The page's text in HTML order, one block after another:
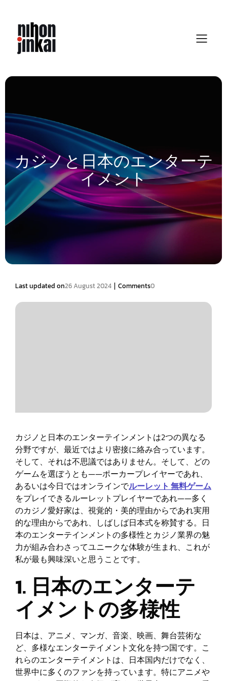
content
カジノと日本のエンターテ
イメント
Last updated on26 August 2024 | Comments0
カジノと日本のエンターテインメントは2つの異なる
分野ですが、最近ではより密接に絡み合っています。
そして、それは不思議ではありません。そして、どの
ゲームを選ぼうとも——ポーカープレイヤーであれ、
あるいは今日ではオンラインでルーレット 無料ゲーム
をプレイできるルーレットプレイヤーであれ——多く
のカジノ愛好家は、視覚的・美的理由からであれ実用
的な理由からであれ、しばしば日本式を称賛する。日
本のエンターテインメントの多様性とカジノ業界の魅
力が組み合わさってユニークな体験が生まれ、これが
私が最も興味深いと思うことです。
1. 日本のエンターテ
イメントの多様性
日本は、アニメ、マンガ、音楽、映画、舞台芸術な
ど、多様なエンターテイメント文化を持つ国です。こ
れらのエンターテイメントは、日本国内だけでなく、
世界中に多くのファンを持っています。特にアニメや